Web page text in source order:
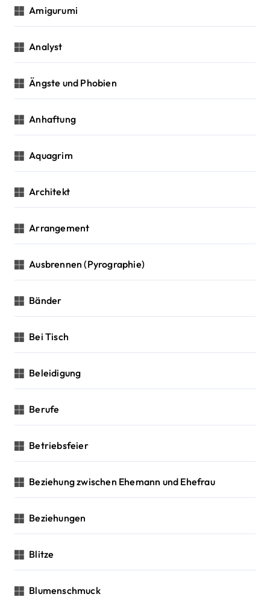
Amigurumi
Analyst
Ängste und Phobien
Anhaftung
Aquagrim
Architekt
Arrangement
Ausbrennen (Pyrographie)
Bänder
Bei Tisch
Beleidigung
Berufe
Betriebsfeier
Beziehung zwischen Ehemann und Ehefrau
Beziehungen
Blitze
Blumenschmuck